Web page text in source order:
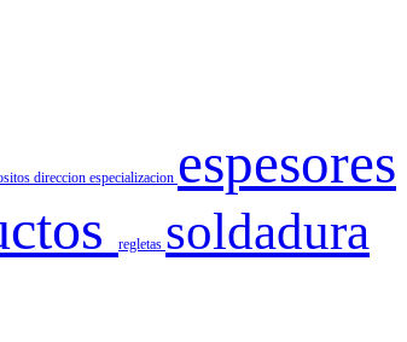
direccion especializacion espesores
regletas soldadura